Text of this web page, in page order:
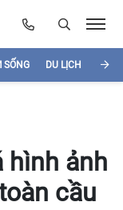
SỐNG DU LỊCH
hình ảnh
cầu